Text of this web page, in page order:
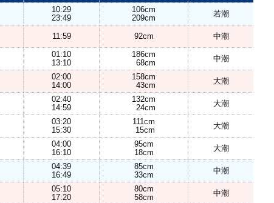
10:29
23:49
106cm
209cm
若潮
11:59 92cm 中潮
01:10
13:10
186cm
68cm
中潮
02:00
14:00
158cm
43cm
大潮
02:40
14:59
132cm
24cm
大潮
03:20
15:30
111cm
15cm
大潮
04:00
16:10
95cm
18cm
大潮
04:39
16:49
85cm
33cm
中潮
05:10
17:20
80cm
58cm
中潮